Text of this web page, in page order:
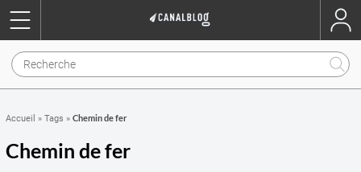
Accueil » Tags » Chemin de fer
Chemin de fer